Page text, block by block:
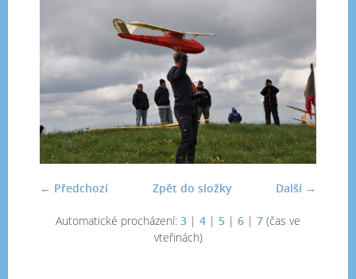
← Předchozí Další →
Zpět do složky
Automatické procházení: 3 | 4 | 5 | 6 | 7 (čas ve
vteřinách)